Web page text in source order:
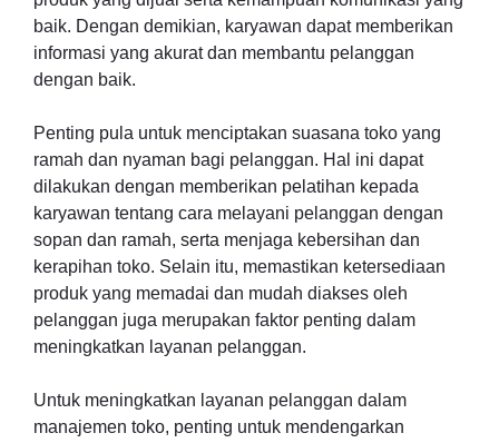
baik. Dengan demikian, karyawan dapat memberikan
informasi yang akurat dan membantu pelanggan
dengan baik.
Penting pula untuk menciptakan suasana toko yang
ramah dan nyaman bagi pelanggan. Hal ini dapat
dilakukan dengan memberikan pelatihan kepada
karyawan tentang cara melayani pelanggan dengan
sopan dan ramah, serta menjaga kebersihan dan
kerapihan toko. Selain itu, memastikan ketersediaan
produk yang memadai dan mudah diakses oleh
pelanggan juga merupakan faktor penting dalam
meningkatkan layanan pelanggan.
Untuk meningkatkan layanan pelanggan dalam
manajemen toko, penting untuk mendengarkan